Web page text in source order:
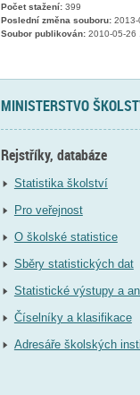
Počet stažení:399
Poslední změna souboru:2013-
Soubor publikován:2010-05-26
MINISTERSTVO
Rejstříky, databáze
Statistika školství
Pro veřejnost
O školské statistice
Sběry statistických dat
Statistické výstupy a
Číselníky a klasifikace
Adresáře školských